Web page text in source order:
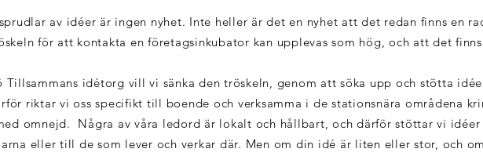
av idéer är ingen nyhet. Inte heller är det en nyhet att det redan finns en
för att kontakta en företagsinkubator kan upplevas som hög, och att det
Tillsammans idétorg vill vi sänka den tröskeln, genom att söka upp och stötta
riktar vi oss specifikt till boende och verksamma i de stationsnära områdena
omnejd. Några av våra ledord är lokalt och hållbart, och därför stöttar vi idéer
eller till de som lever och verkar där. Men om din idé är liten eller stor, och